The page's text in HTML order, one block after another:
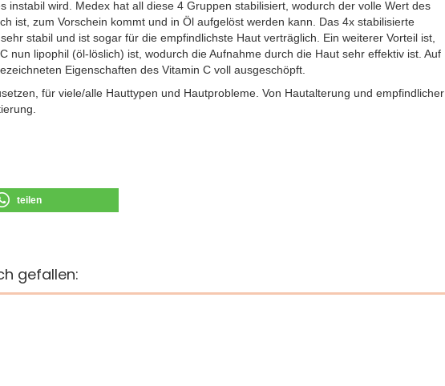
instabil wird. Medex hat all diese 4 Gruppen stabilisiert, wodurch der volle Wert des
ist, zum Vorschein kommt und in Öl aufgelöst werden kann. Das 4x stabilisierte
stabil und ist sogar für die empfindlichste Haut verträglich. Ein weiterer Vorteil ist,
nun lipophil (öl-löslich) ist, wodurch die Aufnahme durch die Haut sehr effektiv ist. Auf
Eigenschaften des Vitamin C voll ausgeschöpft.
für viele/alle Hauttypen und Hautprobleme. Von Hautalterung und empfindlicher
teilen
gefallen: